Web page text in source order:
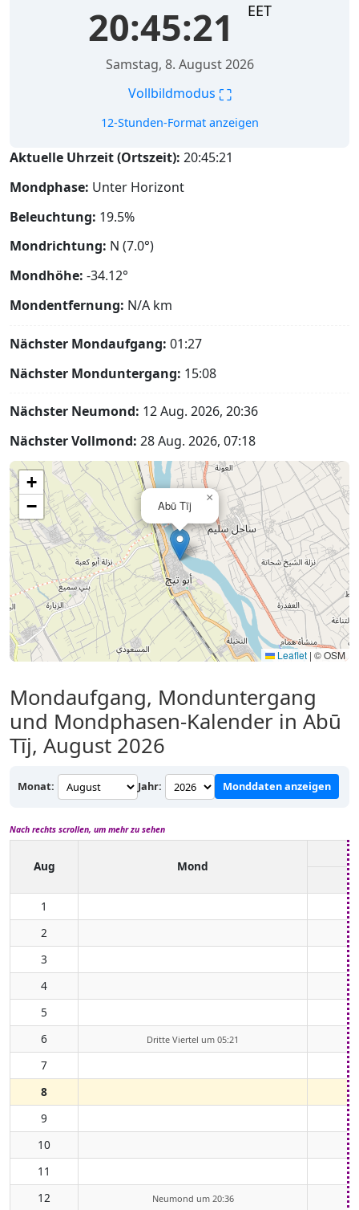
20:45:22 EET
Samstag, 8. August 2026
Vollbildmodus ⛶
12-Stunden-Format anzeigen
Aktuelle Uhrzeit (Ortszeit): 20:45:22
Mondphase: Unter Horizont
Beleuchtung: 19.5%
Mondrichtung: N (7.0°)
Mondhöhe: -34.12°
Mondentfernung: N/A km
Nächster Mondaufgang: 01:27
Nächster Monduntergang: 15:08
Nächster Neumond: 12 Aug. 2026, 20:36
Nächster Vollmond: 28 Aug. 2026, 07:18
Abū Tīj
×
+
−
Leaflet | © OSM
Mondaufgang, Monduntergang
und Mondphasen-Kalender in Abū
Tīj, August 2026
Monat: Jahr: Monddaten anzeigen
Nach rechts scrollen, um mehr zu sehen
Aug Mond
1
2
3
4
5
6
Dritte Viertel um 05:21
7
8
9
10
11
12
Neumond um 20:36